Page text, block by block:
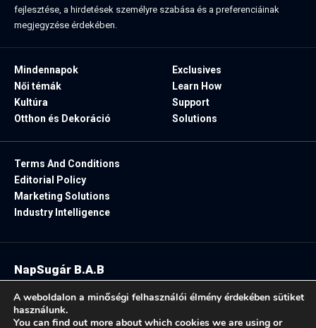
fejlesztése, a hirdetések személyre szabása és a preferenciáinak
megjegyzése érdekében.
Mindennapok
Női témák
Kultúra
Otthon és Dekoráció
Exclusives
Learn How
Support
Solutions
Terms And Conditions
Editorial Policy
Marketing Solutions
Industry Intelligence
NapSugár B.A.B
A weboldalon a minőségi felhasználói élmény érdekében sütiket
használunk.
You can find out more about which cookies we are using or